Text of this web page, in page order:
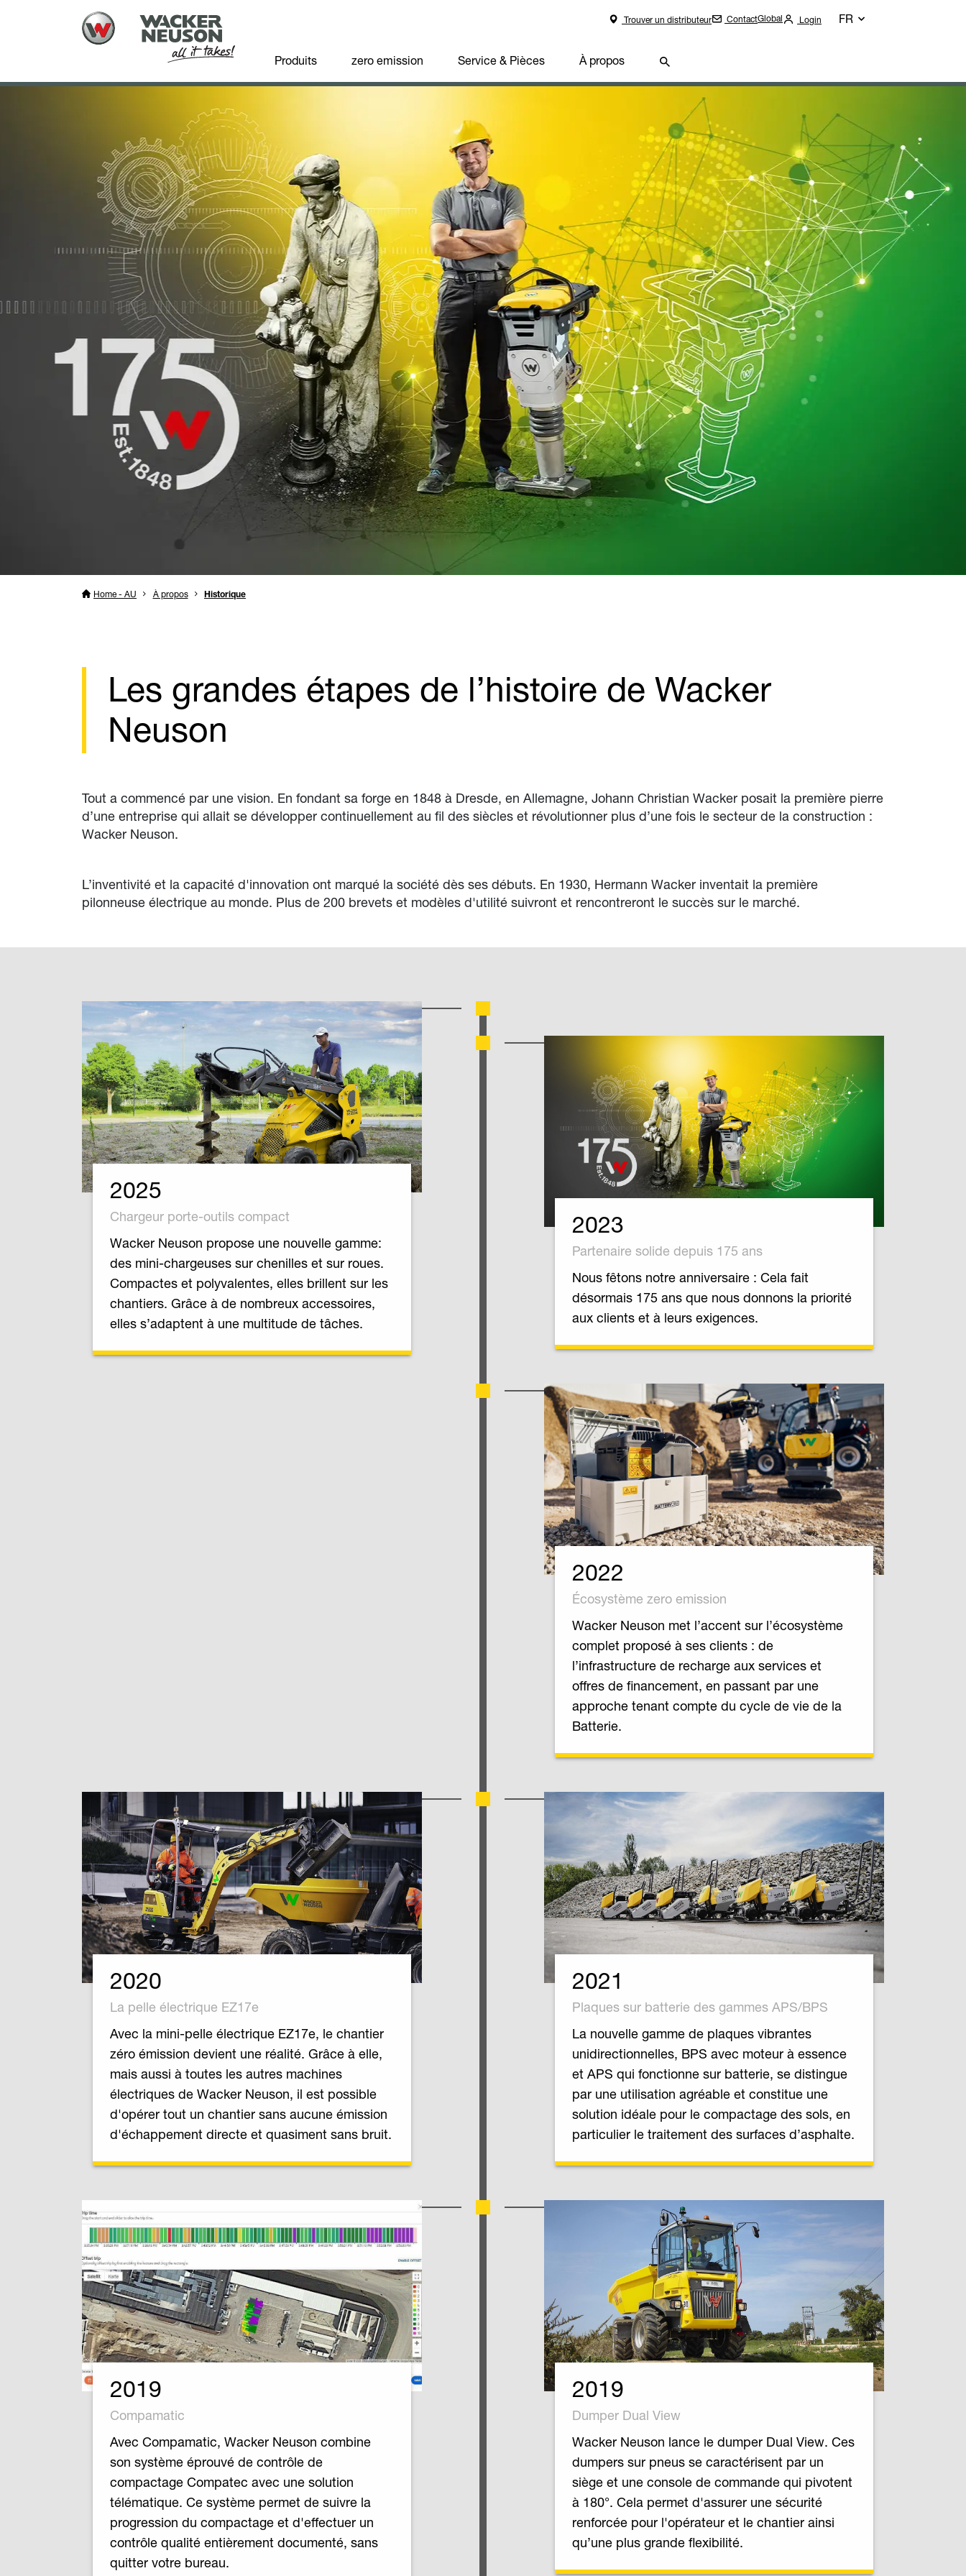
Trouver un distributeur ContactGlobal Login FR
Produits zero emission Service & Pièces À propos
Home - AU À propos Historique
Les grandes étapes de l’histoire de Wacker
Neuson
Tout a commencé par une vision. En fondant sa forge en 1848 à Dresde, en Allemagne, Johann Christian Wacker posait la première pierre
d’une entreprise qui allait se développer continuellement au fil des siècles et révolutionner plus d’une fois le secteur de la construction :
Wacker Neuson.
L’inventivité et la capacité d'innovation ont marqué la société dès ses débuts. En 1930, Hermann Wacker inventait la première
pilonneuse électrique au monde. Plus de 200 brevets et modèles d'utilité suivront et rencontreront le succès sur le marché.
2025
Chargeur porte-outils compact
Wacker Neuson propose une nouvelle gamme:
des mini-chargeuses sur chenilles et sur roues.
Compactes et polyvalentes, elles brillent sur les
chantiers. Grâce à de nombreux accessoires,
elles s’adaptent à une multitude de tâches.
2023
Partenaire solide depuis 175 ans
Nous fêtons notre anniversaire : Cela fait
désormais 175 ans que nous donnons la priorité
aux clients et à leurs exigences.
2022
Écosystème zero emission
Wacker Neuson met l’accent sur l’écosystème
complet proposé à ses clients : de
l’infrastructure de recharge aux services et
offres de financement, en passant par une
approche tenant compte du cycle de vie de la
Batterie.
2021
Plaques sur batterie des gammes APS/BPS
La nouvelle gamme de plaques vibrantes
unidirectionnelles, BPS avec moteur à essence
et APS qui fonctionne sur batterie, se distingue
par une utilisation agréable et constitue une
solution idéale pour le compactage des sols, en
particulier le traitement des surfaces d’asphalte.
2020
La pelle électrique EZ17e
Avec la mini-pelle électrique EZ17e, le chantier
zéro émission devient une réalité. Grâce à elle,
mais aussi à toutes les autres machines
électriques de Wacker Neuson, il est possible
d'opérer tout un chantier sans aucune émission
d'échappement directe et quasiment sans bruit.
2019
Dumper Dual View
Wacker Neuson lance le dumper Dual View. Ces
dumpers sur pneus se caractérisent par un
siège et une console de commande qui pivotent
à 180°. Cela permet d'assurer une sécurité
renforcée pour l'opérateur et le chantier ainsi
qu’une plus grande flexibilité.
2019
Compamatic
Avec Compamatic, Wacker Neuson combine
son système éprouvé de contrôle de
compactage Compatec avec une solution
télématique. Ce système permet de suivre la
progression du compactage et d'effectuer un
contrôle qualité entièrement documenté, sans
quitter votre bureau.